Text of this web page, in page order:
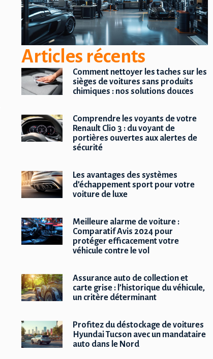
Articles récents
Comment nettoyer les taches sur les
sièges de voitures sans produits
chimiques : nos solutions douces
Comprendre les voyants de votre
Renault Clio 3 : du voyant de
portières ouvertes aux alertes de
sécurité
Les avantages des systèmes
d’échappement sport pour votre
voiture de luxe
Meilleure alarme de voiture :
Comparatif Avis 2024 pour
protéger efficacement votre
véhicule contre le vol
Assurance auto de collection et
carte grise : l’historique du véhicule,
un critère déterminant
Profitez du déstockage de voitures
Hyundai Tucson avec un mandataire
auto dans le Nord